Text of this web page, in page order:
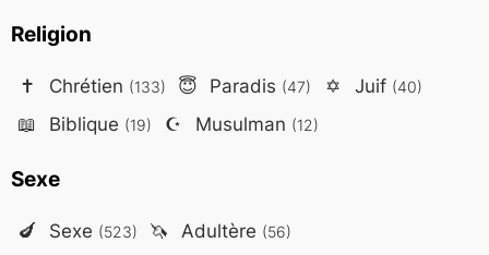
Religion
✝️ Chrétien (133) 😇 Paradis (47) ✡️ Juif (40)
📖 Biblique (19) ☪️ Musulman (12)
Sexe
🍆 Sexe (523) 🦄 Adultère (56)